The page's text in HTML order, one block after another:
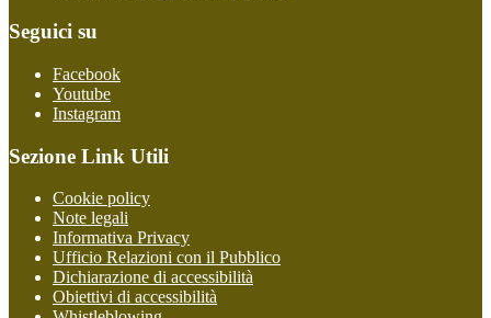
Seguici su
Facebook
Youtube
Instagram
Sezione Link Utili
Cookie policy
Note legali
Informativa Privacy
Ufficio Relazioni con il Pubblico
Dichiarazione di accessibilità
Obiettivi di accessibilità